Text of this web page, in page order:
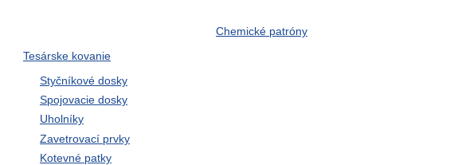
Chemické patróny
Tesárske kovanie
Styčníkové dosky
Spojovacie dosky
Uholníky
Zavetrovací prvky
Kotevné patky